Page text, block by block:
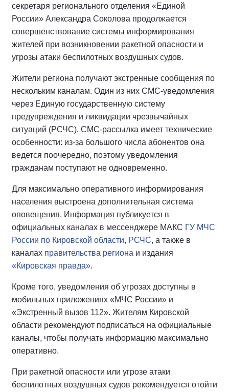
секретаря регионального отделения «Единой
России» Александра Соколова продолжается
совершенствование системы информирования
жителей при возникновении ракетной опасности и
угрозы атаки беспилотных воздушных судов.
Жители региона получают экстренные сообщения по
нескольким каналам. Один из них СМС-уведомления
через Единую государственную систему
предупреждения и ликвидации чрезвычайных
ситуаций (РСЧС). СМС-рассылка имеет технические
особенности: из-за большого числа абонентов она
ведется поочередно, поэтому уведомления
гражданам поступают не одновременно.
Для максимально оперативного информирования
населения выстроена дополнительная система
оповещения. Информация публикуется в
официальных каналах в мессенджере МАКС ГУ МЧС
России по Кировской области, РСЧС, а также в
каналах правительства региона и издания
«Кировская правда».
Кроме того, уведомления об угрозах доступны в
мобильных приложениях «МЧС России» и
«Экстренный вызов 112». Жителям Кировской
области рекомендуют подписаться на официальные
каналы, чтобы получать информацию максимально
оперативно.
При ракетной опасности или угрозе атаки
беспилотных воздушных судов рекомендуется отойти